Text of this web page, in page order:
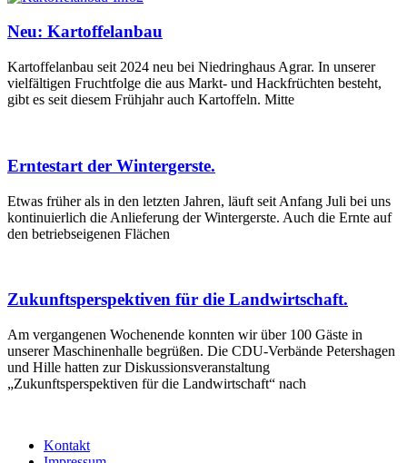
Neu: Kartoffelanbau
Kartoffelanbau seit 2024 neu bei Niedringhaus Agrar. In unserer
vielfältigen Fruchtfolge die aus Markt- und Hackfrüchten besteht,
gibt es seit diesem Frühjahr auch Kartoffeln. Mitte
Erntestart der Wintergerste.
Etwas früher als in den letzten Jahren, läuft seit Anfang Juli bei uns
kontinuierlich die Anlieferung der Wintergerste. Auch die Ernte auf
den betriebseigenen Flächen
Zukunftsperspektiven für die Landwirtschaft.
Am vergangenen Wochenende konnten wir über 100 Gäste in
unserer Maschinenhalle begrüßen. Die CDU-Verbände Petershagen
und Hille hatten zur Diskussionsveranstaltung
„Zukunftsperspektiven für die Landwirtschaft“ nach
Kontakt